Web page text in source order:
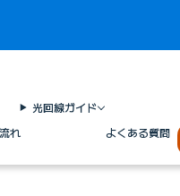
れ
光回線ガイド
よくある質問